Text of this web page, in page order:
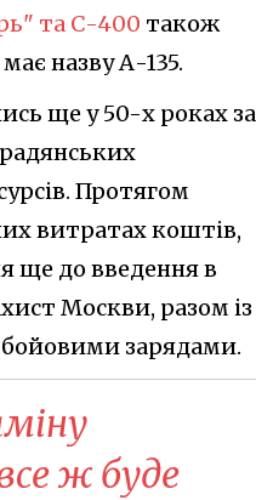
та С-400 також
назву А-135.
ще у 50-х роках за
Протягом
витратах коштів,
ще до введення в
Москви, разом із
зарядами.
ж буде